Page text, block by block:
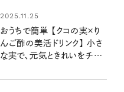
2025.11.25
おうちで簡単 【クコの実×り
んご酢の美活ドリンク】 小さ
な実で、元気ときれいをチャ